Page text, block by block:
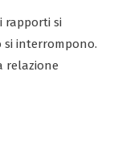
rapporti si
interrompono.
relazione